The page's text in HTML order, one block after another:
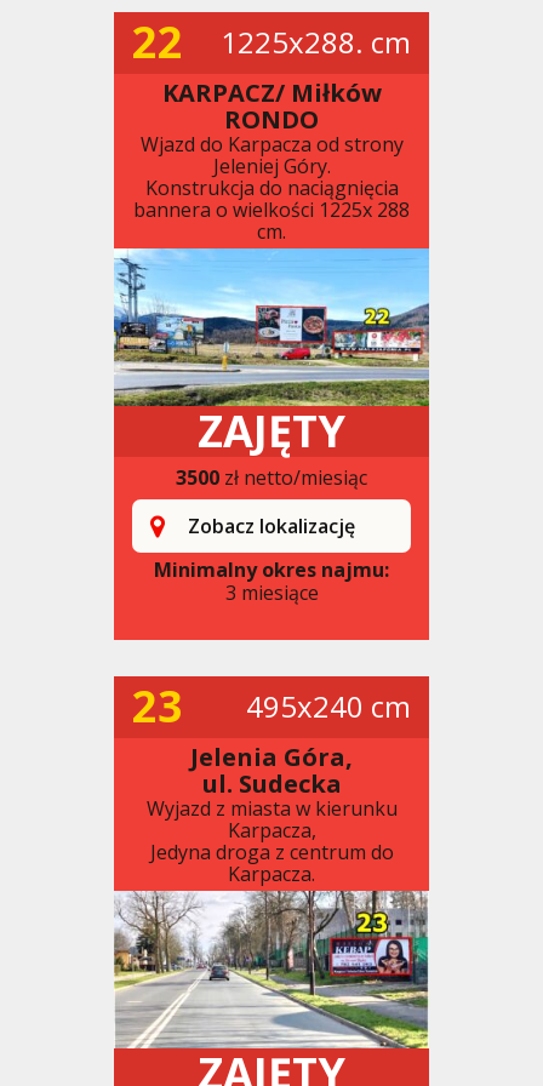
22 1225x288. cm
KARPACZ/ Miłków
RONDO
Wjazd do Karpacza od strony
Jeleniej Góry.
Konstrukcja do naciągnięcia
bannera o wielkości 1225x 288
cm.
ZAJĘTY
3500 zł netto/miesiąc
Zobacz lokalizację
Minimalny okres najmu:
3 miesiące
23 495x240 cm
Jelenia Góra,
ul. Sudecka
Wyjazd z miasta w kierunku
Karpacza,
Jedyna droga z centrum do
Karpacza.
ZAJĘTY